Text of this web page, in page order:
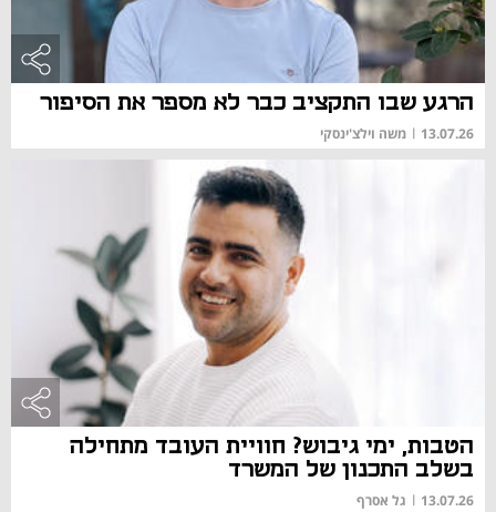
הרגע שבו התקציב כבר לא מספר את הסיפור
13.07.26
| משה וילצ'ינסקי
הטבות, ימי גיבוש? חוויית העובד מתחילה
בשלב התכנון של המשרד
13.07.26
| גל אסרף